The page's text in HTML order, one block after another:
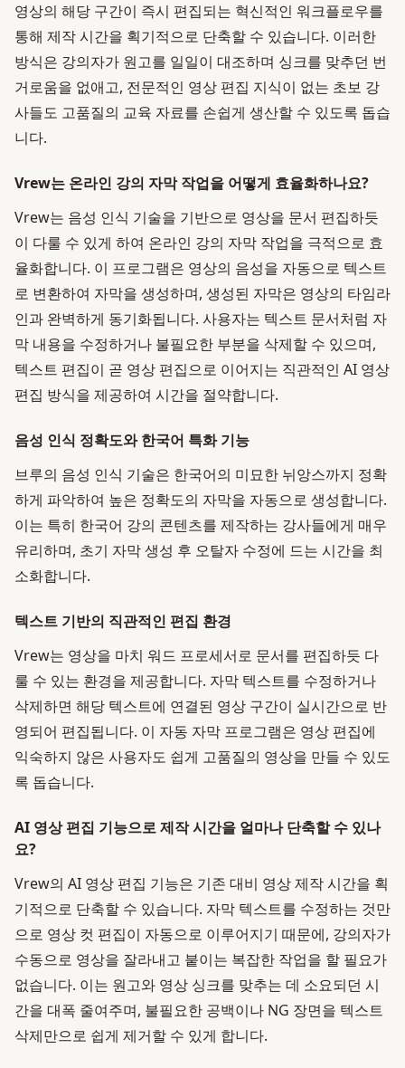
영상의 해당 구간이 즉시 편집되는 혁신적인 워크플로우를
통해 제작 시간을 획기적으로 단축할 수 있습니다. 이러한
방식은 강의자가 원고를 일일이 대조하며 싱크를 맞추던 번
거로움을 없애고, 전문적인 영상 편집 지식이 없는 초보 강
사들도 고품질의 교육 자료를 손쉽게 생산할 수 있도록 돕습
니다.
Vrew는 온라인 강의 자막 작업을 어떻게 효율화하나요?
Vrew는 음성 인식 기술을 기반으로 영상을 문서 편집하듯
이 다룰 수 있게 하여 온라인 강의 자막 작업을 극적으로 효
율화합니다. 이 프로그램은 영상의 음성을 자동으로 텍스트
로 변환하여 자막을 생성하며, 생성된 자막은 영상의 타임라
인과 완벽하게 동기화됩니다. 사용자는 텍스트 문서처럼 자
막 내용을 수정하거나 불필요한 부분을 삭제할 수 있으며,
텍스트 편집이 곧 영상 편집으로 이어지는 직관적인 AI 영상
편집 방식을 제공하여 시간을 절약합니다.
음성 인식 정확도와 한국어 특화 기능
브루의 음성 인식 기술은 한국어의 미묘한 뉘앙스까지 정확
하게 파악하여 높은 정확도의 자막을 자동으로 생성합니다.
이는 특히 한국어 강의 콘텐츠를 제작하는 강사들에게 매우
유리하며, 초기 자막 생성 후 오탈자 수정에 드는 시간을 최
소화합니다.
텍스트 기반의 직관적인 편집 환경
Vrew는 영상을 마치 워드 프로세서로 문서를 편집하듯 다
룰 수 있는 환경을 제공합니다. 자막 텍스트를 수정하거나
삭제하면 해당 텍스트에 연결된 영상 구간이 실시간으로 반
영되어 편집됩니다. 이 자동 자막 프로그램은 영상 편집에
익숙하지 않은 사용자도 쉽게 고품질의 영상을 만들 수 있도
록 돕습니다.
AI 영상 편집 기능으로 제작 시간을 얼마나 단축할 수 있나
요?
Vrew의 AI 영상 편집 기능은 기존 대비 영상 제작 시간을 획
기적으로 단축할 수 있습니다. 자막 텍스트를 수정하는 것만
으로 영상 컷 편집이 자동으로 이루어지기 때문에, 강의자가
수동으로 영상을 잘라내고 붙이는 복잡한 작업을 할 필요가
없습니다. 이는 원고와 영상 싱크를 맞추는 데 소요되던 시
간을 대폭 줄여주며, 불필요한 공백이나 NG 장면을 텍스트
삭제만으로 쉽게 제거할 수 있게 합니다.